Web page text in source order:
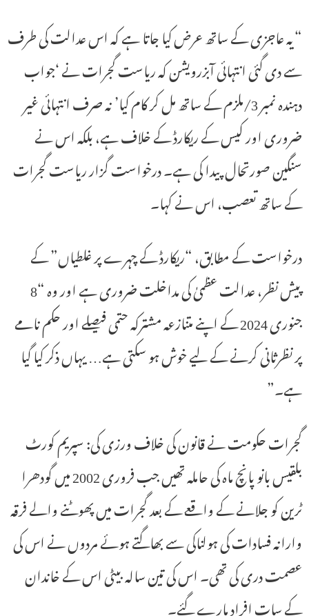
“یہ عاجزی کے ساتھ عرض کیا جاتا ہے کہ اس عدالت کی طرف
سے دی گئی انتہائی آبزرویشن کہ ریاست گجرات نے ‘جواب
دہندہ نمبر 3/ملزم کے ساتھ مل کر کام کیا’ نہ صرف انتہائی غیر
ضروری اور کیس کے ریکارڈ کے خلاف ہے، بلکہ اس نے
سنگین صورتحال پیدا کی ہے۔ درخواست گزار ریاست گجرات
کے ساتھ تعصب، اس نے کہا۔
درخواست کے مطابق، “ریکارڈ کے چہرے پر غلطیاں” کے
پیش نظر، عدالت عظمیٰ کی مداخلت ضروری ہے اور وہ “8
جنوری 2024 کے اپنے متنازعہ مشترکہ حتمی فیصلے اور حکم نامے
پر نظرثانی کرنے کے لیے خوش ہو سکتی ہے… یہاں ذکر کیا گیا
ہے۔”
گجرات حکومت نے قانون کی خلاف ورزی کی: سپریم کورٹ
بلقیس بانو پانچ ماہ کی حاملہ تھیں جب فروری 2002 میں گودھرا
ٹرین کو جلانے کے واقعے کے بعد گجرات میں پھوٹنے والے فرقہ
وارانہ فسادات کی ہولناکی سے بھاگتے ہوئے مردوں نے اس کی
عصمت دری کی تھی۔ اس کی تین سالہ بیٹی اس کے خاندان
کے سات افراد مارے گئے۔